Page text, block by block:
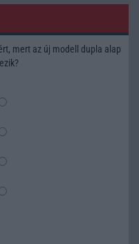
mert az új modell dupla alap